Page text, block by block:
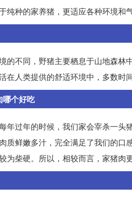
种的家养猪，更适应各种环境和气
的不同，野猪主要栖息于山地森
人类提供的舒适环境中，多数时
哪个好吃
年过年的时候，我们家会宰杀一
质鲜嫩多汁，完全满足了我们的
柴硬。所以，相较而言，家猪肉